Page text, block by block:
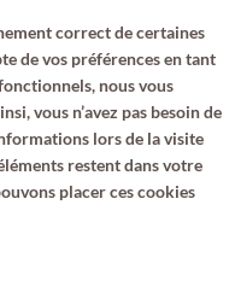
correct de certaines
de vos préférences en tant
nous vous
vous n’avez pas besoin de
lors de la visite
restent dans votre
placer ces cookies